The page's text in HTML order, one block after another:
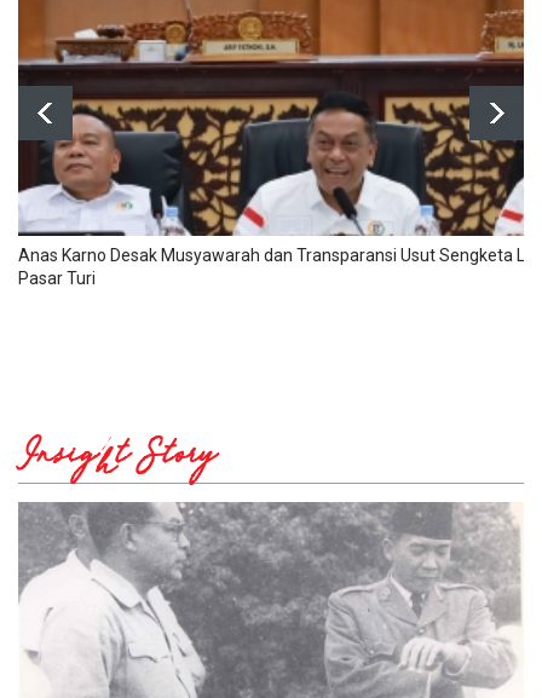
Anas Karno Desak Musyawarah dan Transparansi Usut Sengketa
Pasar Turi
Insight Story